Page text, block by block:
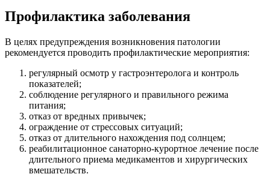
Профилактика заболевания
В целях предупреждения возникновения патологии
рекомендуется проводить профилактические мероприятия:
регулярный осмотр у гастроэнтеролога и контроль
показателей;
соблюдение регулярного и правильного режима
питания;
отказ от вредных привычек;
ограждение от стрессовых ситуаций;
отказ от длительного нахождения под солнцем;
реабилитационное санаторно-курортное лечение после
длительного приема медикаментов и хирургических
вмешательств.